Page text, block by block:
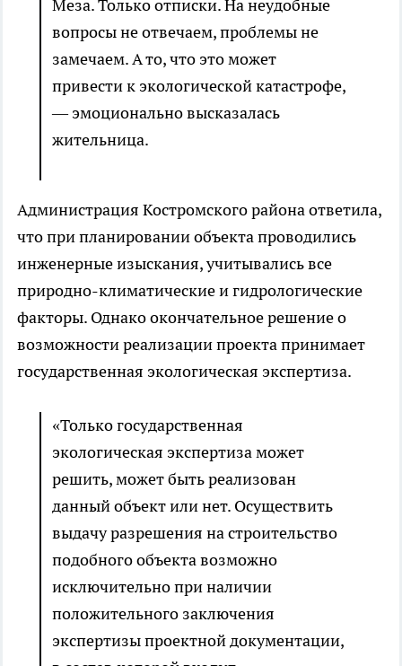
Меза. Только отписки. На неудобные
вопросы не отвечаем, проблемы не
замечаем. А то, что это может
привести к экологической катастрофе,
— эмоционально высказалась
жительница.
Администрация Костромского района ответила,
что при планировании объекта проводились
инженерные изыскания, учитывались все
природно-климатические и гидрологические
факторы. Однако окончательное решение о
возможности реализации проекта принимает
государственная экологическая экспертиза.
«Только государственная
экологическая экспертиза может
решить, может быть реализован
данный объект или нет. Осуществить
выдачу разрешения на строительство
подобного объекта возможно
исключительно при наличии
положительного заключения
экспертизы проектной документации,